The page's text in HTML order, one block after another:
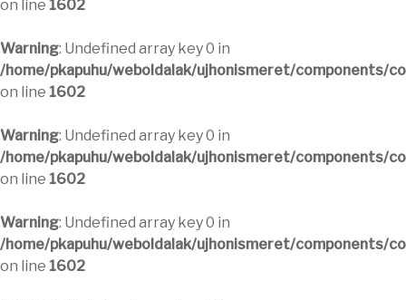
on line 1602
Warning: Undefined array key 0 in
/home/pkapuhu/weboldalak/ujhonismeret/components/
on line 1602
Warning: Undefined array key 0 in
/home/pkapuhu/weboldalak/ujhonismeret/components/
on line 1602
Warning: Undefined array key 0 in
/home/pkapuhu/weboldalak/ujhonismeret/components/
on line 1602